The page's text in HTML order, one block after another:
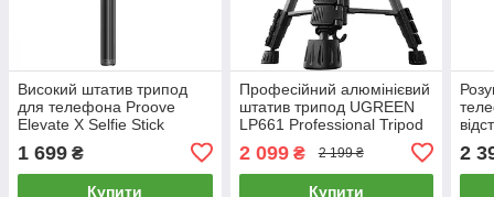
Високий штатив трипод
для телефона Proove
Elevate X Selfie Stick
селфі (чорний)
1 699 ₴
Купити
Професійний алюмінієвий
штатив трипод UGREEN
LP661 Professional Tripod
(чорний)
2 099₴ 2 199 ₴
Купити
2